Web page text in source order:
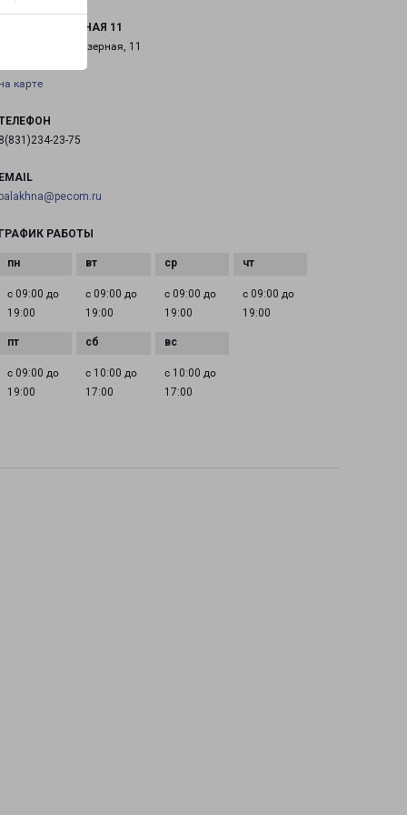
ОЗЕРНАЯ 11
улица Озерная, 11
карте
23-75
РАБОТЫ
с 09:00 до
19:00
с 09:00 до
19:00
с 09:00 до
19:00
с 09:00 до
19:00
с 09:00 до
19:00
с 10:00 до
17:00
с 10:00 до
17:00